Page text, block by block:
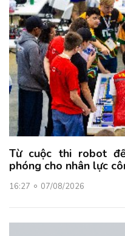
Từ cuộc thi robot
phóng cho nhân lực
16:27 07/08/2026